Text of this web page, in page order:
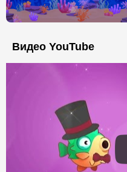
Видео YouTube